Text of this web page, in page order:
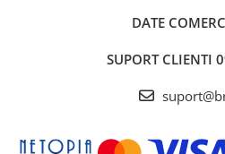
DATE
SUPORT CLIENTI